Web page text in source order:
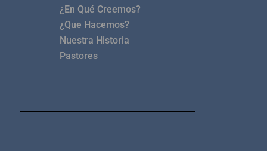
¿En Qué Creemos?
¿Que Hacemos?
Nuestra Historia
Pastores